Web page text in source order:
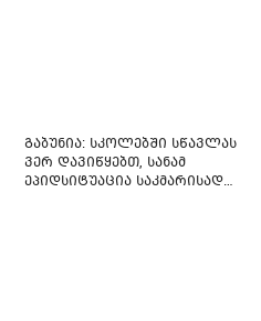
გაბუნია: სკოლებში სწავლას
ვერ დავიწყებთ, სანამ
ეპიდსიტუაცია საკმარისად